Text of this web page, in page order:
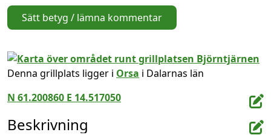
Sätt betyg / lämna kommentar
Denna grillplats ligger i Orsa i Dalarnas län
N 61.200860 E 14.517050
Beskrivning